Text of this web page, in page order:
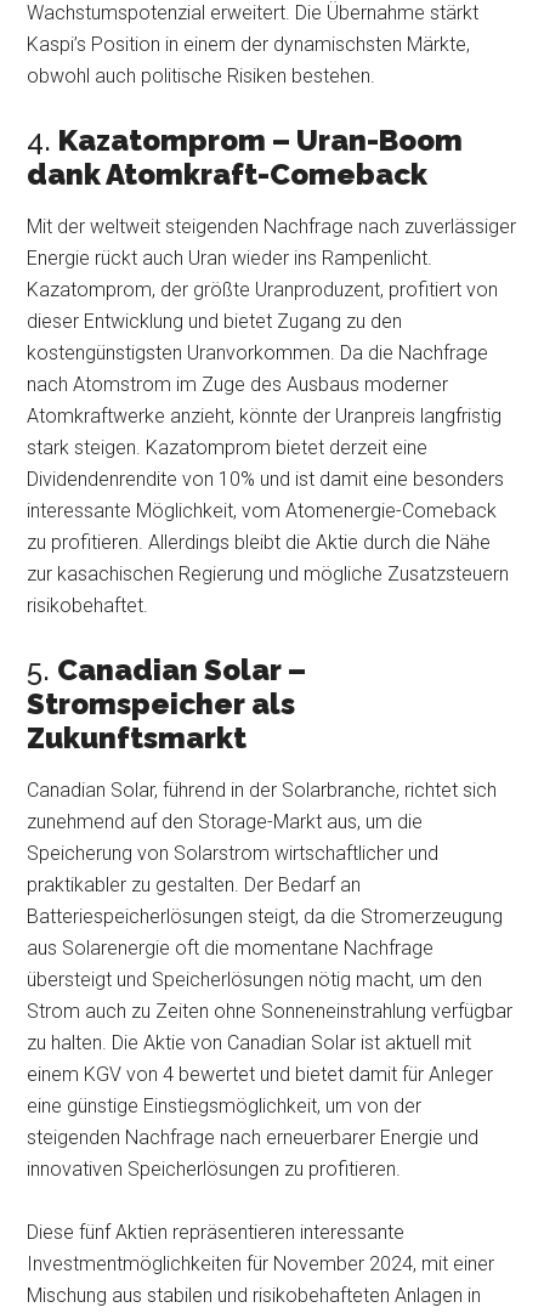
Wachstumspotenzial erweitert. Die Übernahme stärkt
Kaspi’s Position in einem der dynamischsten Märkte,
obwohl auch politische Risiken bestehen.
4. Kazatomprom – Uran-Boom
dank Atomkraft-Comeback
Mit der weltweit steigenden Nachfrage nach zuverlässiger
Energie rückt auch Uran wieder ins Rampenlicht.
Kazatomprom, der größte Uranproduzent, profitiert von
dieser Entwicklung und bietet Zugang zu den
kostengünstigsten Uranvorkommen. Da die Nachfrage
nach Atomstrom im Zuge des Ausbaus moderner
Atomkraftwerke anzieht, könnte der Uranpreis langfristig
stark steigen. Kazatomprom bietet derzeit eine
Dividendenrendite von 10% und ist damit eine besonders
interessante Möglichkeit, vom Atomenergie-Comeback
zu profitieren. Allerdings bleibt die Aktie durch die Nähe
zur kasachischen Regierung und mögliche Zusatzsteuern
risikobehaftet.
5. Canadian Solar –
Stromspeicher als
Zukunftsmarkt
Canadian Solar, führend in der Solarbranche, richtet sich
zunehmend auf den Storage-Markt aus, um die
Speicherung von Solarstrom wirtschaftlicher und
praktikabler zu gestalten. Der Bedarf an
Batteriespeicherlösungen steigt, da die Stromerzeugung
aus Solarenergie oft die momentane Nachfrage
übersteigt und Speicherlösungen nötig macht, um den
Strom auch zu Zeiten ohne Sonneneinstrahlung verfügbar
zu halten. Die Aktie von Canadian Solar ist aktuell mit
einem KGV von 4 bewertet und bietet damit für Anleger
eine günstige Einstiegsmöglichkeit, um von der
steigenden Nachfrage nach erneuerbarer Energie und
innovativen Speicherlösungen zu profitieren.
Diese fünf Aktien repräsentieren interessante
Investmentmöglichkeiten für November 2024, mit einer
Mischung aus stabilen und risikobehafteten Anlagen in